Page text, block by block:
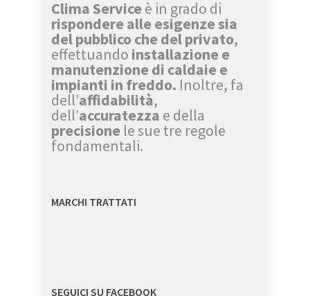
Clima Serviceè in grado di
rispondere alle esigenze sia
del pubblico che del privato,
effettuando installazione e
manutenzione di caldaie e
impianti in freddo. Inoltre, fa
dell’affidabilità,
dell’accuratezza e della
precisione le sue tre regole
fondamentali.
MARCHI TRATTATI
SEGUICI SU FACEBOOK